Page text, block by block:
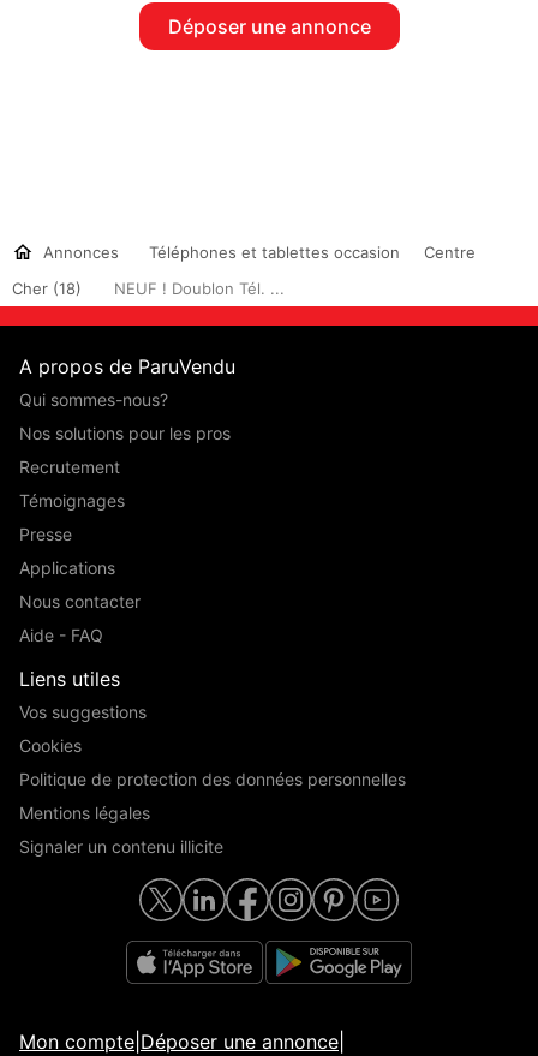
Déposer une annonce
Annonces Téléphones et tablettes occasion
Centre
Cher (18)
NEUF ! Doublon Tél. ...
A propos de ParuVendu
Qui sommes-nous?
Nos solutions pour les pros
Recrutement
Témoignages
Presse
Applications
Nous contacter
Aide - FAQ
Liens utiles
Vos suggestions
Cookies
Politique de protection des données personnelles
Mentions légales
Signaler un contenu illicite
Mon compte Déposer une annonce